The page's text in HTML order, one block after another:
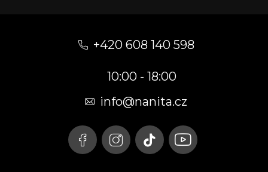
+420 608 140 598
10:00 - 18:00
info@nanita.cz